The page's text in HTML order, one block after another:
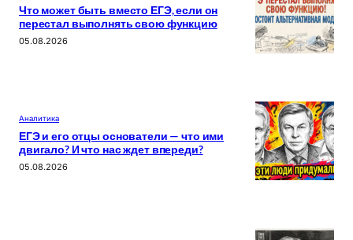
Что может быть вместо ЕГЭ, если он
перестал выполнять свою функцию
05.08.2026
Аналитика
ЕГЭ и его отцы основатели — что ими
двигало? И что нас ждет впереди?
05.08.2026